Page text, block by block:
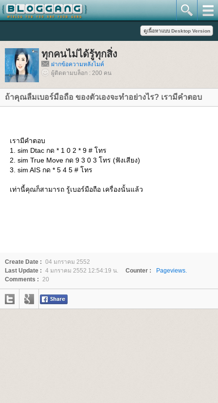
ทุกคนไม่ได้รู้ทุกสิ่ง
ฝากข้อความหลังไมค์
ผู้ติดตามบล็อก : 200 คน
ถ้าคุณลืมเบอร์มือถือ ของตัวเองจะทำอย่างไร? เรามีคำตอบ
เรามีคำตอบ
1. sim Dtac กด * 1 0 2 * 9 # โทร
2. sim True Move กด 9 3 0 3 โทร (ฟังเสียง)
3. sim AIS กด * 5 4 5 # โทร
เท่านี้คุณก็สามารถ รู้เบอร์มือถือ เครื่องนั้นแล้ว
Create Date : 04 มกราคม 2552
Last Update : 4 มกราคม 2552 12:54:19 น. Counter :
Pageviews.
Comments : 20